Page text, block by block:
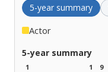
5-year summary
Actor
5-year summary
1 1 9